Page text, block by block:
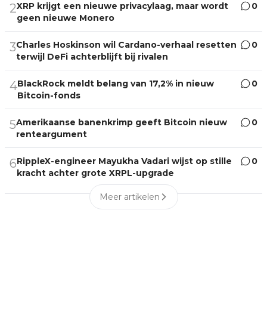
2XRP krijgt een nieuwe privacylaag, maar wordt
geen nieuwe Monero
0
3Charles Hoskinson wil Cardano-verhaal resetten
terwijl DeFi achterblijft bij rivalen
0
4BlackRock meldt belang van 17,2% in nieuw
Bitcoin-fonds
0
5Amerikaanse banenkrimp geeft Bitcoin nieuw
renteargument
0
6RippleX-engineer Mayukha Vadari wijst op stille
kracht achter grote XRPL-upgrade
0
Meer artikelen